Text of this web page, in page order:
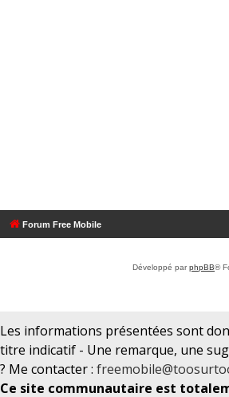
Forum Free Mobile
Développé parphpBB®
Les informations présentées sont
titre indicatif - Une remarque, une
? Me contacter :
Ce site communautaire est